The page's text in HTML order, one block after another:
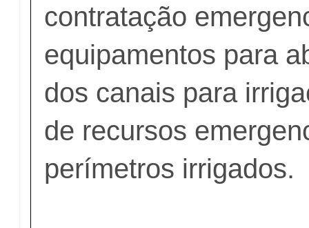
contratação
equipamentos para
dos canais para
de recursos
perímetros irrigados.